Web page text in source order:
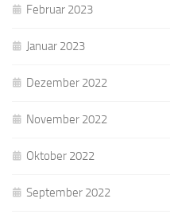
Februar 2023
Januar 2023
Dezember 2022
November 2022
Oktober 2022
September 2022